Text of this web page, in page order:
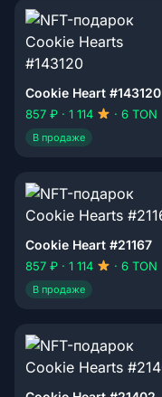
Cookie Heart #143120
857 ₽ · 1 114 · 6 TON
В продаже
Cookie Heart #21167
857 ₽ · 1 114 · 6 TON
В продаже